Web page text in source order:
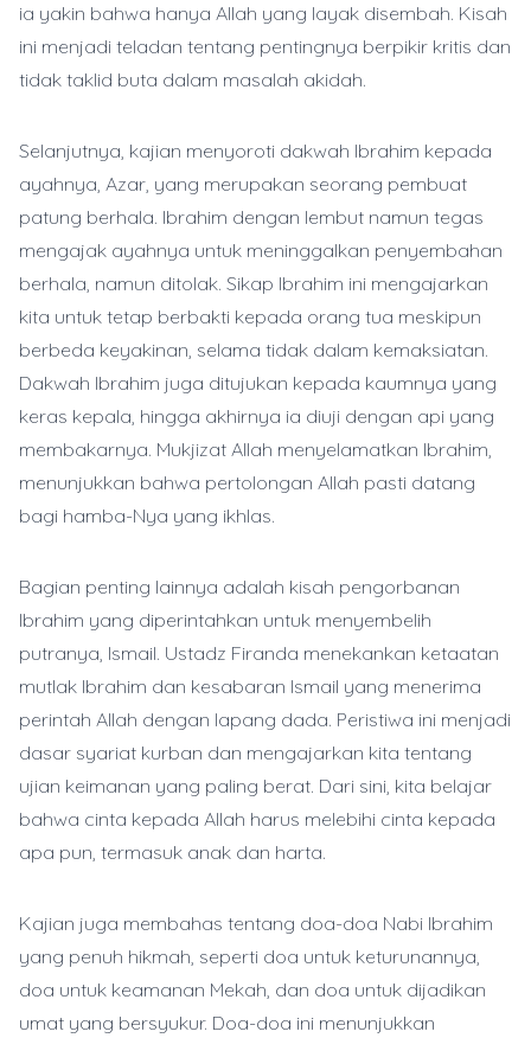
ia yakin bahwa hanya Allah yang layak disembah. Kisah
ini menjadi teladan tentang pentingnya berpikir kritis dan
tidak taklid buta dalam masalah akidah.
Selanjutnya, kajian menyoroti dakwah Ibrahim kepada
ayahnya, Azar, yang merupakan seorang pembuat
patung berhala. Ibrahim dengan lembut namun tegas
mengajak ayahnya untuk meninggalkan penyembahan
berhala, namun ditolak. Sikap Ibrahim ini mengajarkan
kita untuk tetap berbakti kepada orang tua meskipun
berbeda keyakinan, selama tidak dalam kemaksiatan.
Dakwah Ibrahim juga ditujukan kepada kaumnya yang
keras kepala, hingga akhirnya ia diuji dengan api yang
membakarnya. Mukjizat Allah menyelamatkan Ibrahim,
menunjukkan bahwa pertolongan Allah pasti datang
bagi hamba-Nya yang ikhlas.
Bagian penting lainnya adalah kisah pengorbanan
Ibrahim yang diperintahkan untuk menyembelih
putranya, Ismail. Ustadz Firanda menekankan ketaatan
mutlak Ibrahim dan kesabaran Ismail yang menerima
perintah Allah dengan lapang dada. Peristiwa ini menjadi
dasar syariat kurban dan mengajarkan kita tentang
ujian keimanan yang paling berat. Dari sini, kita belajar
bahwa cinta kepada Allah harus melebihi cinta kepada
apa pun, termasuk anak dan harta.
Kajian juga membahas tentang doa-doa Nabi Ibrahim
yang penuh hikmah, seperti doa untuk keturunannya,
doa untuk keamanan Mekah, dan doa untuk dijadikan
umat yang bersyukur. Doa-doa ini menunjukkan